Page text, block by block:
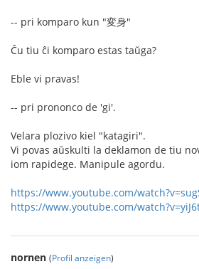
-- pri komparo kun "変身"
Ĉu tiu ĉi komparo estas taŭga?
Eble vi pravas!
-- pri prononco de 'gi'.
Velara plozivo kiel "katagiri".
Vi povas aŭskulti la deklamon de tiu
iom rapidege. Manipule agordu.
https://www.youtube.com/
https://www.youtube.com/
nornen (Profil anzeigen)